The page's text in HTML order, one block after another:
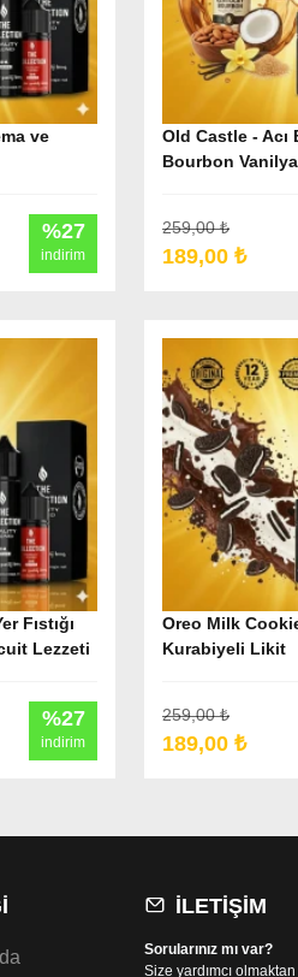
ve
%27
indirim
Old Castle - Acı
Bourbon
259,00 ₺
189,00 ₺
Fıstığı
Lezzeti
%27
indirim
Oreo Milk
Kurabiyeli Likit
259,00 ₺
189,00 ₺
İLETIŞIM
Sorularınız mı var?
Size yardımcı